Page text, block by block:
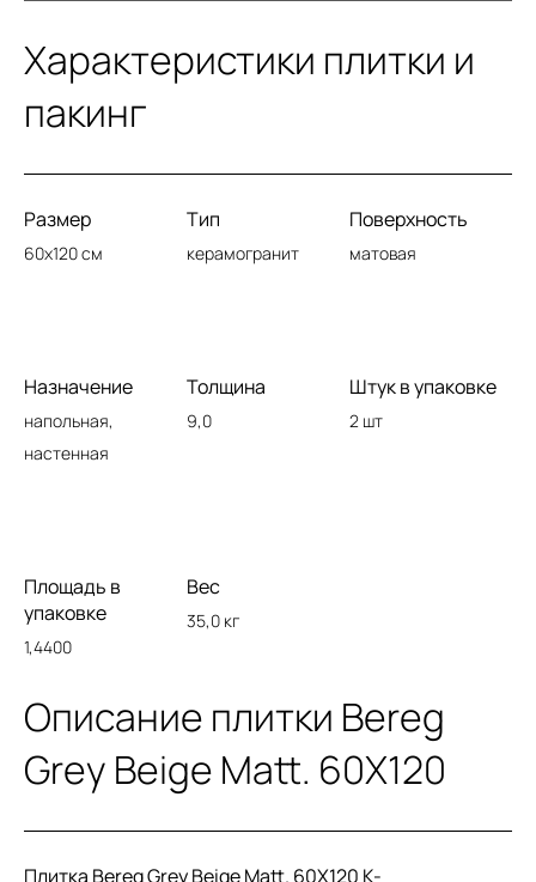
Характеристики плитки и
пакинг
Размер
60x120 см
Тип
керамогранит
Поверхность
матовая
Назначение
напольная,
настенная
Толщина
9,0
Штук в упаковке
2 шт
Площадь в
упаковке
1,4400
Вес
35,0 кг
Описание плитки Bereg
Grey Beige Matt. 60X120
Плитка Bereg Grey Beige Matt. 60X120 K-